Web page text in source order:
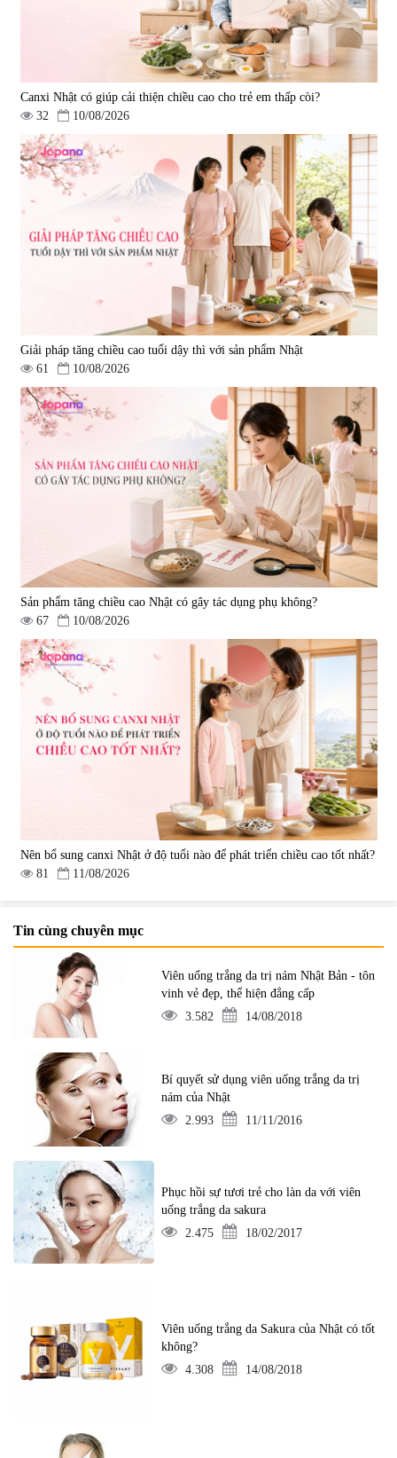
Canxi Nhật có giúp cải thiện chiều cao cho trẻ em thấp còi?
32
10/08/2026
Giải pháp tăng chiều cao tuổi dậy thì với sản phẩm Nhật
61
10/08/2026
Sản phẩm tăng chiều cao Nhật có gây tác dụng phụ không?
67
10/08/2026
Nên bổ sung canxi Nhật ở độ tuổi nào để phát triển chiều cao tốt nhất?
81
11/08/2026
Tin cùng chuyên mục
Viên uống trắng da trị nám Nhật Bản - tôn
vinh vẻ đẹp, thể hiện đẳng cấp
3.582
14/08/2018
Bí quyết sử dụng viên uống trắng da trị
nám của Nhật
2.993
11/11/2016
Phục hồi sự tươi trẻ cho làn da với viên
uống trắng da sakura
2.475
18/02/2017
Viên uống trắng da Sakura của Nhật có tốt
không?
4.308
14/08/2018